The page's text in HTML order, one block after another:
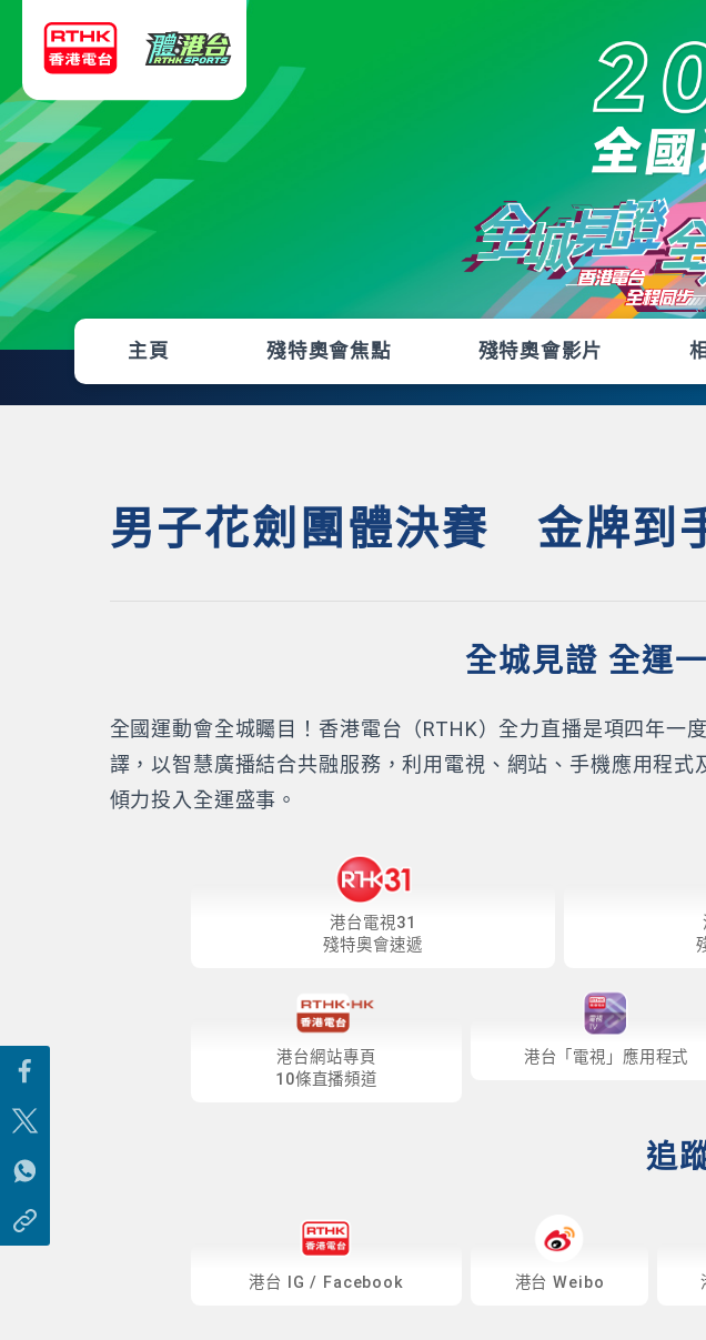
主頁 殘特奧會焦點 殘特奧會影片
男子花劍團體決賽 金牌到
全城見證 全運
全國運動會全城矚目！香港電台（RTHK）全力直播是項四年
譯，以智慧廣播結合共融服務，利用電視、網站、手機應用程
傾力投入全運盛事。
港台電視31
殘特奧會速遞
港台網站專頁
10條直播頻道
港台「電視」應用程式
追
港台 IG / Facebook 港台 Weibo